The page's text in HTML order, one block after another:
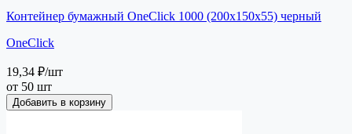
Контейнер бумажный OneClick 1000 (200х150х55) черный
OneClick
19,34 ₽/шт
от 50 шт
Добавить в корзину